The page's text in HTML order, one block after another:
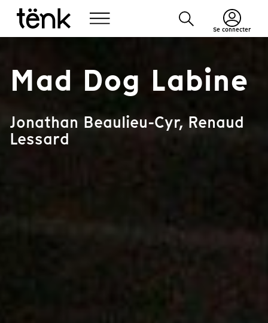
Se connecter
Mad Dog Labine
Jonathan Beaulieu-Cyr, Renaud
Lessard